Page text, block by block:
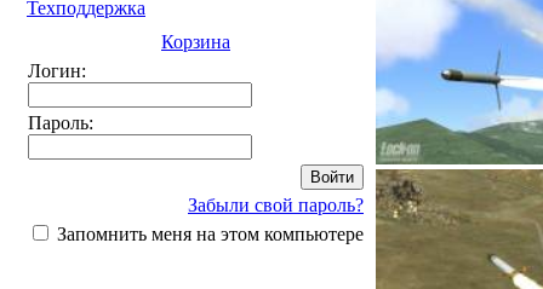
Техподдержка
Корзина
Логин:
Пароль:
Забыли свой пароль?
Запомнить меня на этом компьютере